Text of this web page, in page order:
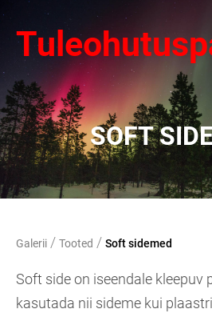
SOFT
Galerii / Tooted / Soft sidemed
Soft side on iseendale kleepuv
kasutada nii sideme kui